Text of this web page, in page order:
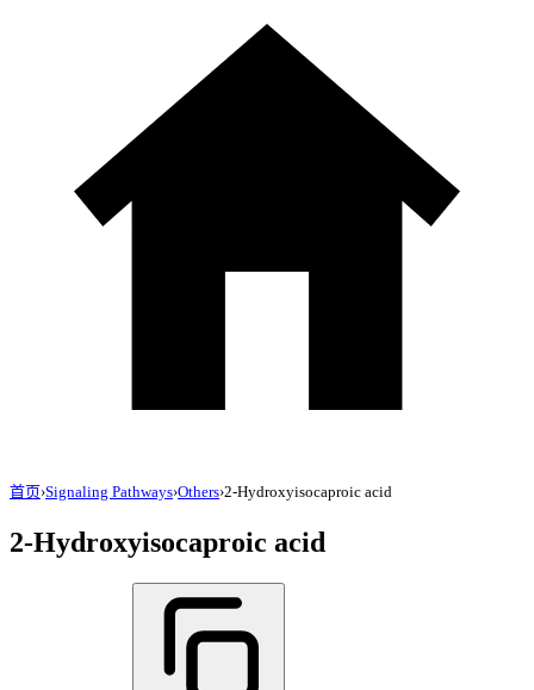
首页›Signaling Pathways›Others›2-Hydroxyisocaproic acid
2-Hydroxyisocaproic acid